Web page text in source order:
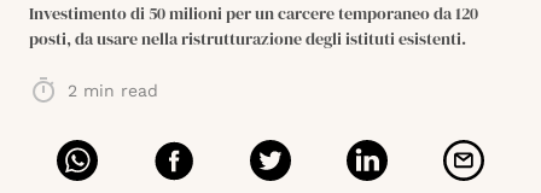
Investimento di 50 milioni per un carcere temporaneo da 120
posti, da usare nella ristrutturazione degli istituti esistenti.
2 min read